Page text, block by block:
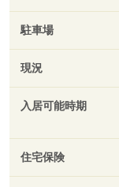
駐車場
現況
入居可能時期
住宅保険